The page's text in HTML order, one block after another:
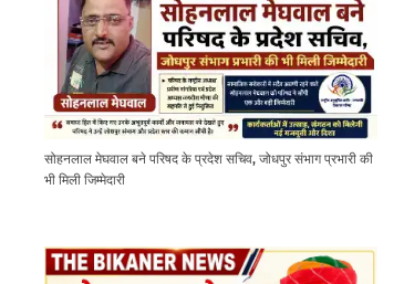
सोहनलाल मेघवाल बने परिषद के प्रदेश सचिव, जोधपुर संभाग प्रभारी की
भी मिली जिम्मेदारी